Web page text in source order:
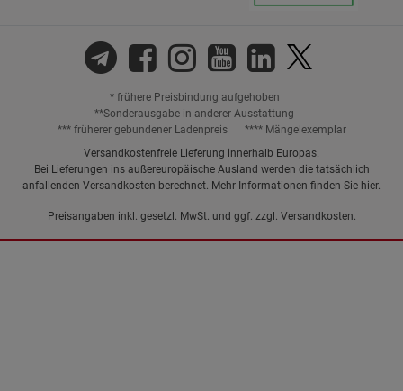
* frühere Preisbindung aufgehoben
**Sonderausgabe in anderer Ausstattung
*** früherer gebundener Ladenpreis
**** Mängelexemplar
Versandkostenfreie Lieferung innerhalb Europas.
Bei Lieferungen ins außereuropäische Ausland werden die tatsächlich
anfallenden Versandkosten berechnet. Mehr Informationen finden Sie hier.
Preisangaben inkl. gesetzl. MwSt. und ggf. zzgl. Versandkosten.